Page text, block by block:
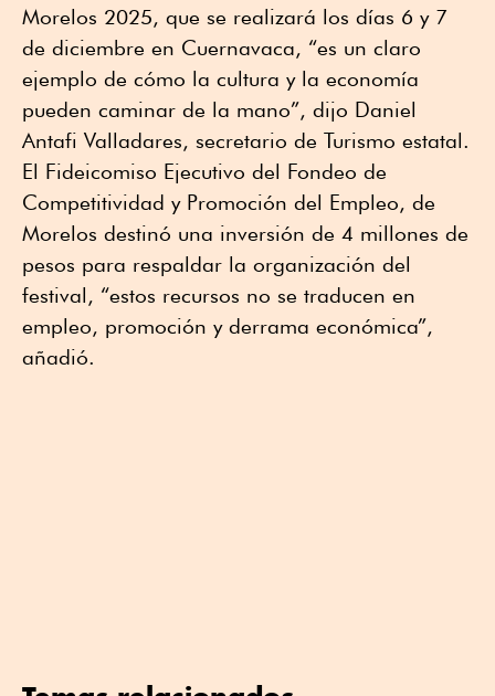
Morelos 2025, que se realizará los días 6 y 7
de diciembre en Cuernavaca, “es un claro
ejemplo de cómo la cultura y la economía
pueden caminar de la mano”, dijo Daniel
Antafi Valladares, secretario de Turismo estatal.
El Fideicomiso Ejecutivo del Fondeo de
Competitividad y Promoción del Empleo, de
Morelos destinó una inversión de 4 millones de
pesos para respaldar la organización del
festival, “estos recursos no se traducen en
empleo, promoción y derrama económica”,
añadió.